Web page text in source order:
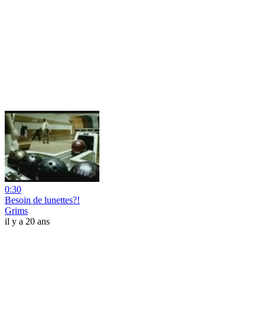
0:30
Besoin de lunettes?!
Grims
il y a 20 ans